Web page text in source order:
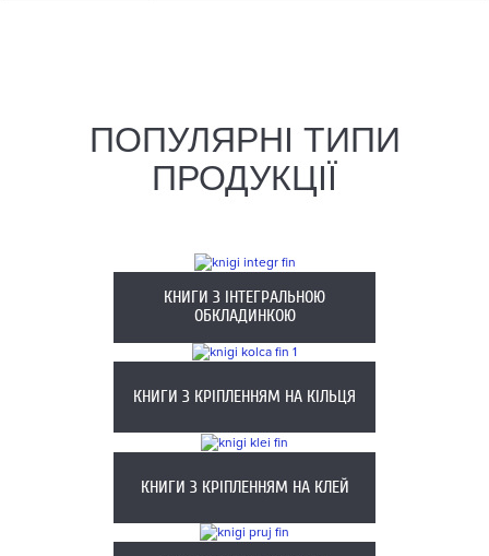
ПОПУЛЯРНІ ТИПИ
ПРОДУКЦІЇ
КНИГИ З ІНТЕГРАЛЬНОЮ
ОБКЛАДИНКОЮ
КНИГИ З КРІПЛЕННЯМ НА КІЛЬЦЯ
КНИГИ З КРІПЛЕННЯМ НА КЛЕЙ